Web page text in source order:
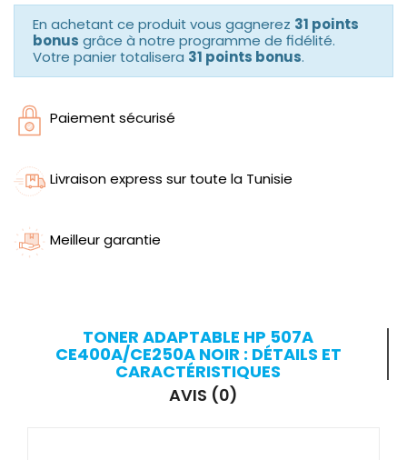
En achetant ce produit vous gagnerez 31 points
bonus grâce à notre programme de fidélité.
Votre panier totalisera 31 points bonus.
Paiement sécurisé
Livraison express sur toute la Tunisie
Meilleur garantie
TONER ADAPTABLE HP 507A
CE400A/CE250A NOIR : DÉTAILS ET
CARACTÉRISTIQUES
AVIS (0)